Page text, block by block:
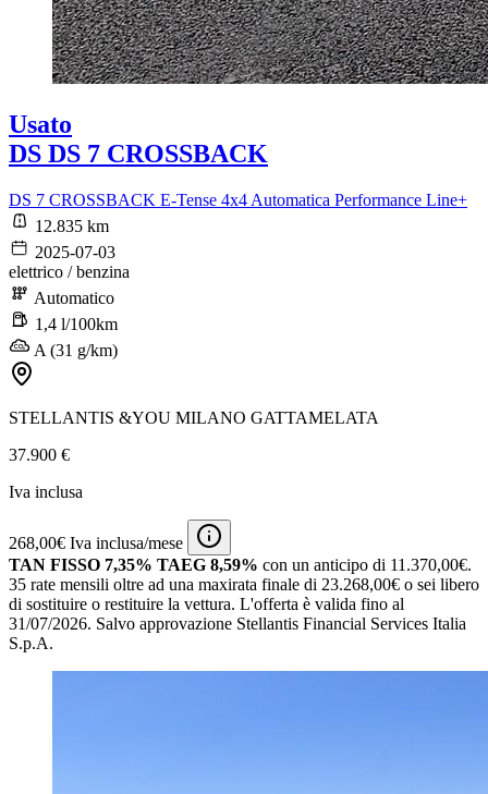
Usato
DS DS 7 CROSSBACK
DS 7 CROSSBACK E-Tense 4x4 Automatica Performance Line+
12.835 km
2025-07-03
elettrico / benzina
Automatico
1,4 l/100km
A (31 g/km)
STELLANTIS &YOU MILANO GATTAMELATA
37.900 €
Iva inclusa
268,00€ Iva inclusa/mese
TAN FISSO 7,35% TAEG 8,59% con un anticipo di 11.370,00€.
35 rate mensili oltre ad una maxirata finale di 23.268,00€ o sei libero
di sostituire o restituire la vettura. L'offerta è valida fino al
31/07/2026. Salvo approvazione Stellantis Financial Services Italia
S.p.A.